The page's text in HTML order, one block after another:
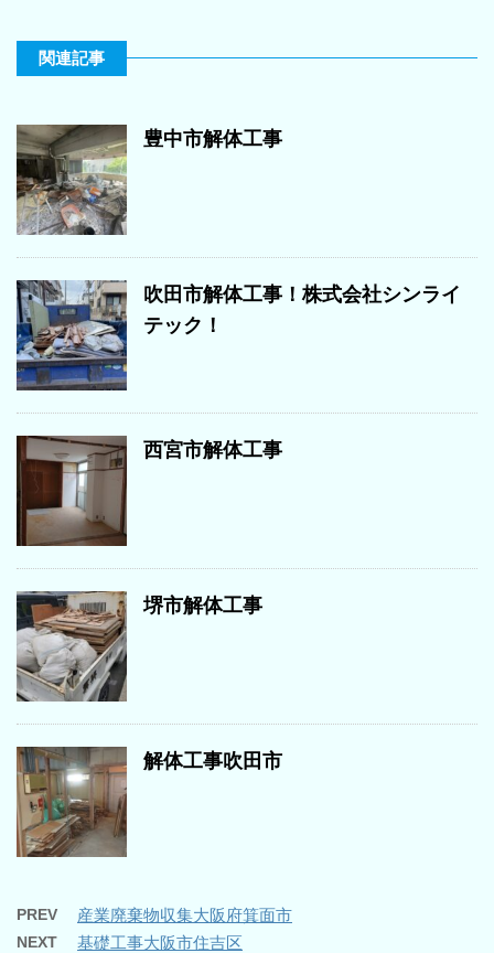
関連記事
豊中市解体工事
吹田市解体工事！株式会社シンライ
テック！
西宮市解体工事
堺市解体工事
解体工事吹田市
PREV 産業廃棄物収集大阪府箕面市
NEXT 基礎工事大阪市住吉区